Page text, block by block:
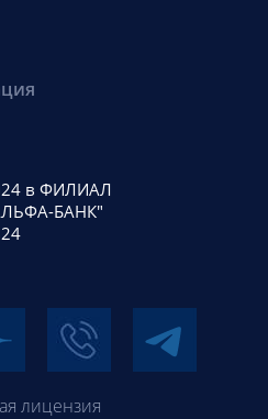
в ФИЛИАЛ
БАНК"
лицензия